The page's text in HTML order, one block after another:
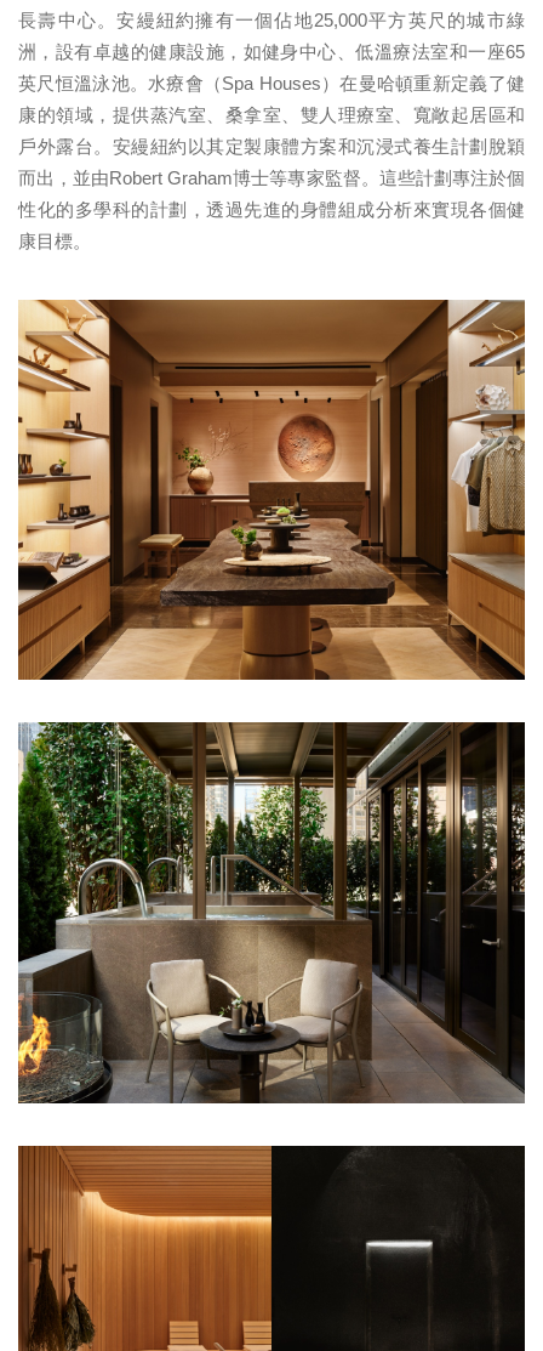
長壽中心。安縵紐約擁有一個佔地25,000平方英尺的城市綠
洲，設有卓越的健康設施，如健身中心、低溫療法室和一座65
英尺恒溫泳池。水療會（Spa Houses）在曼哈頓重新定義了健
康的領域，提供蒸汽室、桑拿室、雙人理療室、寬敞起居區和
戶外露台。安縵紐約以其定製康體方案和沉浸式養生計劃脫穎
而出，並由Robert Graham博士等專家監督。這些計劃專注於個
性化的多學科的計劃，透過先進的身體組成分析來實現各個健
康目標。